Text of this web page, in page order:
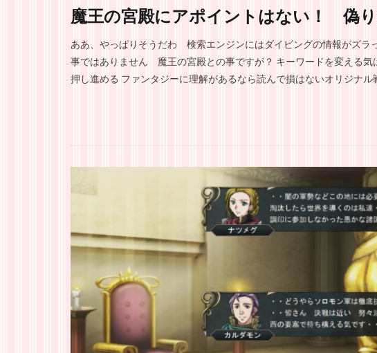
魔王の宮殿にアポイントはない！ 偽
ああ、やっぱりそうだわ 検索エンジンにはダイビングの情報がズラ
事ではありません 魔王の宮殿との事ですが？ キーワードを変える
押し進める ファンタジーに理解があるなら読んで損はないオリジナ